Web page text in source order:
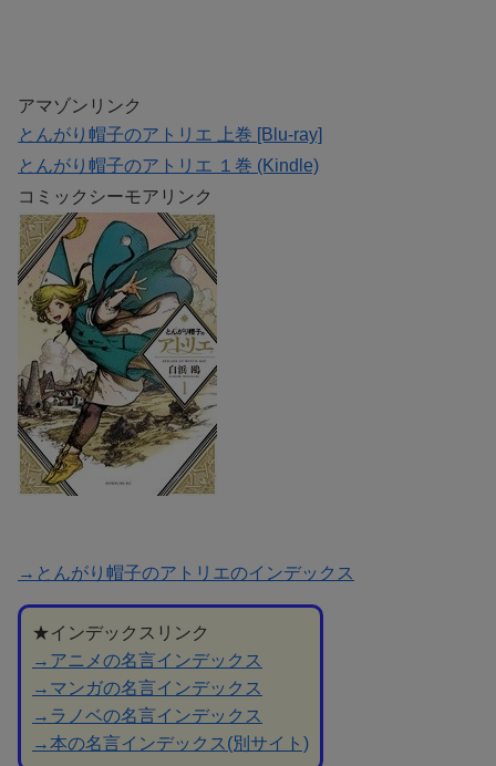
アマゾンリンク
とんがり帽子のアトリエ 上巻 [Blu-ray]
とんがり帽子のアトリエ １巻 (Kindle)
コミックシーモアリンク
→とんがり帽子のアトリエのインデックス
★インデックスリンク
→アニメの名言インデックス
→マンガの名言インデックス
→ラノベの名言インデックス
→本の名言インデックス(別サイト)